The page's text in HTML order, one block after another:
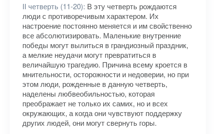
II четверть (11-20): В эту четверть рождаются
люди с противоречивым характером. Их
настроение постоянно меняется и им свойственно
все абсолютизировать. Маленькие внутренние
победы могут вылиться в грандиозный праздник,
а мелкие неудачи могут превратиться в
величайшую трагедию. Причина всему кроется в
мнительности, осторожности и недоверии, но при
этом люди, рожденные в данную четверть,
наделены любвеобильностью, которая
преображает не только их самих, но и всех
окружающих, а когда они чувствуют поддержку
других людей, они могут свернуть горы.